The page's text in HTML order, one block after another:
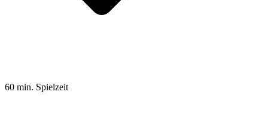
60 min. Spielzeit